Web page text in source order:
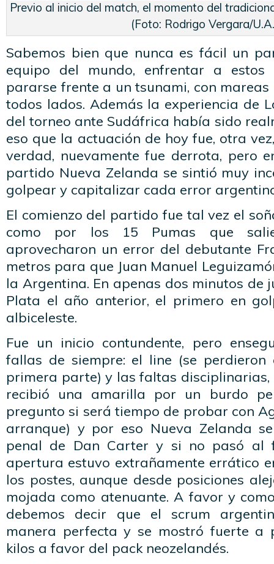
Previo al inicio del match, el momento del
(Foto: Rodrigo Vergara/
Sabemos bien que nunca es fácil un
equipo del mundo, enfrentar a
pararse frente a un tsunami, con
todos lados. Además la experiencia de
del torneo ante Sudáfrica había sido
eso que la actuación de hoy fue, otra
verdad, nuevamente fue derrota, pero
partido Nueva Zelanda se sintió muy
golpear y capitalizar cada error
El comienzo del partido fue tal vez el
como por los 15 Pumas que
aprovecharon un error del debutante
metros para que Juan Manuel
la Argentina. En apenas dos minutos de
Plata el año anterior, el primero en
albiceleste.
Fue un inicio contundente, pero
fallas de siempre: el line (se
primera parte) y las faltas disciplinarias,
recibió una amarilla por un burdo
pregunto si será tiempo de probar con
arranque) y por eso Nueva Zelanda
penal de Dan Carter y si no pasó al
apertura estuvo extrañamente errático
los postes, aunque desde posiciones
mojada como atenuante. A favor y
debemos decir que el scrum
manera perfecta y se mostró fuerte a
kilos a favor del pack neozelandés.